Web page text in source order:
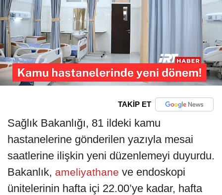
TAKİP ET
Sağlık Bakanlığı, 81 ildeki kamu
hastanelerine gönderilen yazıyla mesai
saatlerine ilişkin yeni düzenlemeyi duyurdu.
Bakanlık, ameliyathane ve endoskopi
ünitelerinin hafta içi 22.00’ye kadar, hafta